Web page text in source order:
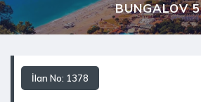
BUNGALOV 5
İlan No: 1378